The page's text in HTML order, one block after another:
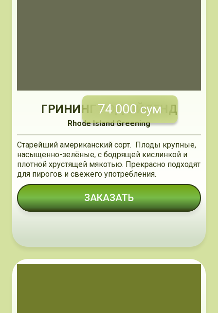
74 000 сум
ГРИНИНГ РОД-АЙЛЕНД
Rhode Island Greening
Старейший американский сорт. Плоды крупные,
насыщенно-зелёные, с бодрящей кислинкой и
плотной хрустящей мякотью. Прекрасно подходят
для пирогов и свежего употребления.
ЗАКАЗАТЬ